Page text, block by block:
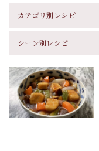
カテゴリ別レシピ
シーン別レシピ